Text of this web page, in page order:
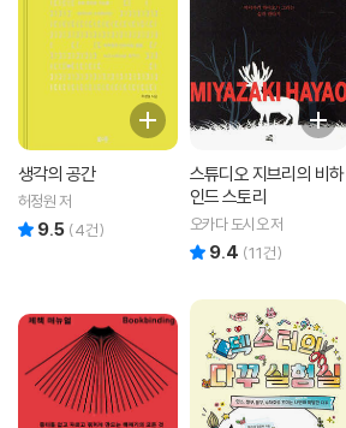
생각의 공간
허정원 저
9.5 (4건)
스튜디오 지브리의 비하
인드 스토리
오카다 도시오 저
9.4 (11건)